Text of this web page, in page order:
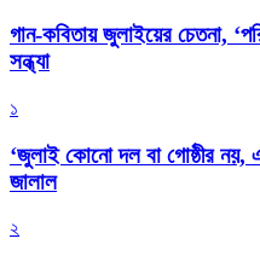
গান-কবিতায় জুলাইয়ের চেতনা,
সন্ধ্যা
১
‘জুলাই কোনো দল বা গোষ্ঠীর
জালাল
২